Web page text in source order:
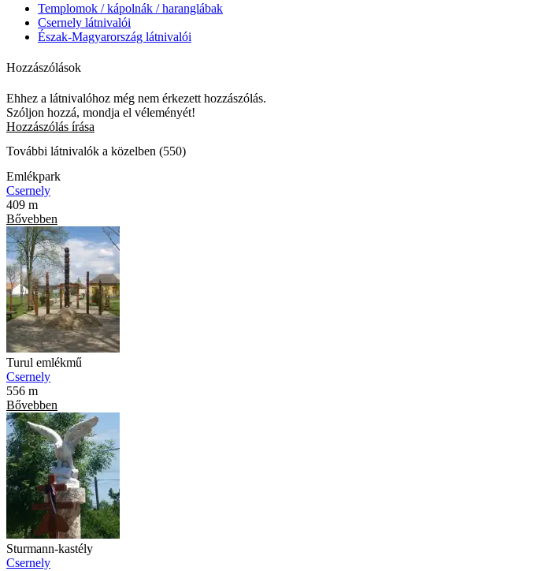
Templomok / kápolnák / haranglábak
Csernely látnivalói
Észak-Magyarország látnivalói
Hozzászólások
Ehhez a látnivalóhoz még nem érkezett hozzászólás.
Szóljon hozzá, mondja el véleményét!
Hozzászólás írása
További látnivalók a közelben (550)
Emlékpark
Csernely
409 m
Bővebben
Turul emlékmű
Csernely
556 m
Bővebben
Sturmann-kastély
Csernely